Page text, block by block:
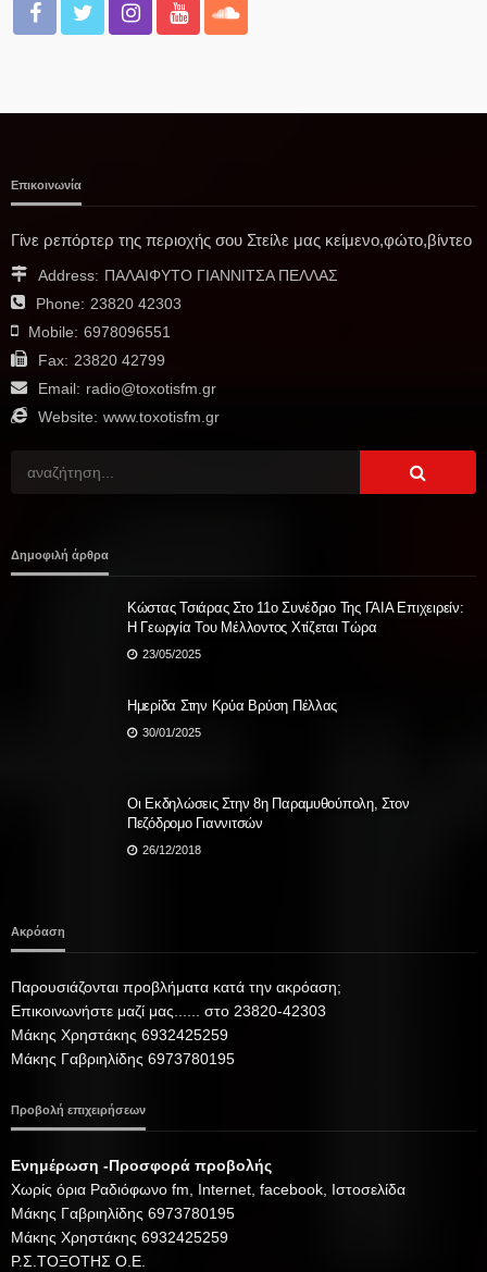
Επικοινωνία
Γίνε ρεπόρτερ της περιοχής σου Στείλε μας κείμενο,φώτο,βίντεο
Address: ΠΑΛΑΙΦΥΤΟ ΓΙΑΝΝΙΤΣΑ ΠΕΛΛΑΣ
Phone: 23820 42303
Mobile: 6978096551
Fax: 23820 42799
Email: radio@toxotisfm.gr
Website: www.toxotisfm.gr
Δημοφιλή άρθρα
Κώστας Τσιάρας Στο 11ο Συνέδριο Της ΓΑΙΑ Επιχειρείν:
Η Γεωργία Του Μέλλοντος Χτίζεται Τώρα
23/05/2025
Ημερίδα Στην Κρύα Βρύση Πέλλας
30/01/2025
Οι Εκδηλώσεις Στην 8η Παραμυθούπολη, Στον
Πεζόδρομο Γιαννιτσών
26/12/2018
Ακρόαση
Παρουσιάζονται προβλήματα κατά την ακρόαση;
Επικοινωνήστε μαζί μας...... στο 23820-42303
Μάκης Χρηστάκης 6932425259
Μάκης Γαβριηλίδης 6973780195
Προβολή επιχειρήσεων
Ενημέρωση -Προσφορά προβολής
Xωρίς όρια Ραδιόφωνο fm, Internet, facebook, Ιστοσελίδα
Μάκης Γαβριηλίδης 6973780195
Μάκης Χρηστάκης 6932425259
Ρ.Σ.ΤΟΞΟΤΗΣ Ο.Ε.